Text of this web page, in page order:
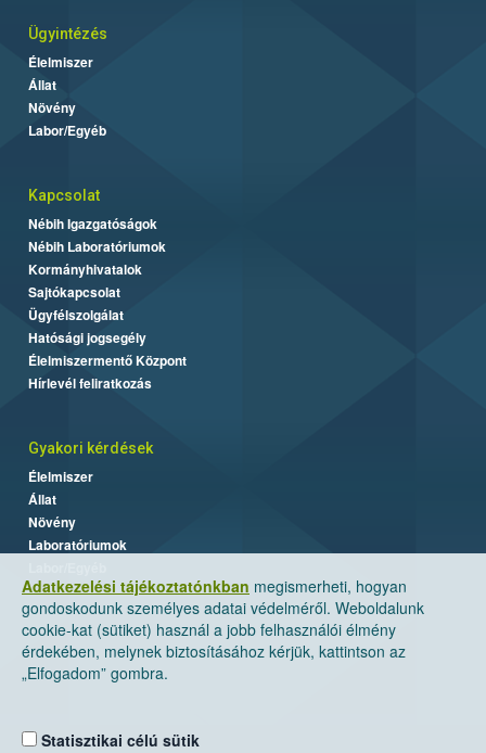
Adatkezelési tájékoztatónkban megismerheti, hogyan
gondoskodunk személyes adatai védelméről. Weboldalunk
cookie-kat (sütiket) használ a jobb felhasználói élmény
érdekében, melynek biztosításához kérjük, kattintson az
„Elfogadom” gombra.
Statisztikai célú sütik
Ügyintézés
Élelmiszer
Állat
Növény
Labor/Egyéb
Kapcsolat
Nébih Igazgatóságok
Nébih Laboratóriumok
Kormányhivatalok
Sajtókapcsolat
Ügyfélszolgálat
Hatósági jogsegély
Élelmiszermentő Központ
Hírlevél feliratkozás
Gyakori kérdések
Élelmiszer
Állat
Növény
Laboratóriumok